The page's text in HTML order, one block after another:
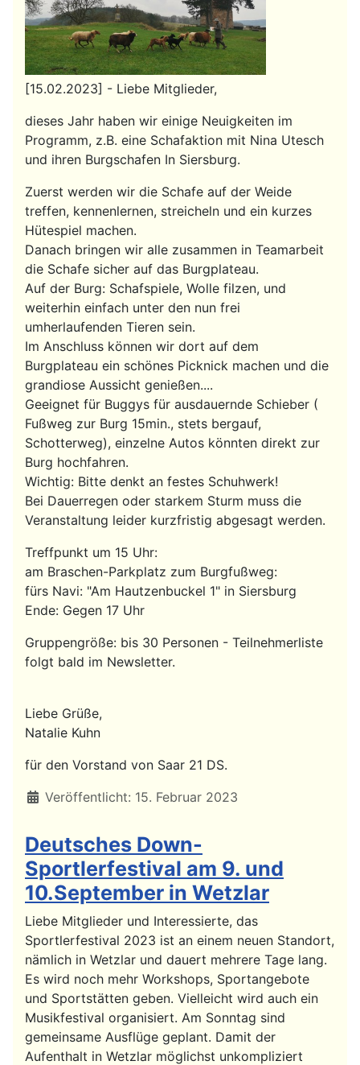
[15.02.2023] - Liebe Mitglieder,
dieses Jahr haben wir einige Neuigkeiten im
Programm, z.B. eine Schafaktion mit Nina Utesch
und ihren Burgschafen In Siersburg.
Zuerst werden wir die Schafe auf der Weide
treffen, kennenlernen, streicheln und ein kurzes
Hütespiel machen.
Danach bringen wir alle zusammen in Teamarbeit
die Schafe sicher auf das Burgplateau.
Auf der Burg: Schafspiele, Wolle filzen, und
weiterhin einfach unter den nun frei
umherlaufenden Tieren sein.
Im Anschluss können wir dort auf dem
Burgplateau ein schönes Picknick machen und die
grandiose Aussicht genießen....
Geeignet für Buggys für ausdauernde Schieber (
Fußweg zur Burg 15min., stets bergauf,
Schotterweg), einzelne Autos könnten direkt zur
Burg hochfahren.
Wichtig: Bitte denkt an festes Schuhwerk!
Bei Dauerregen oder starkem Sturm muss die
Veranstaltung leider kurzfristig abgesagt werden.
Treffpunkt um 15 Uhr:
am Braschen-Parkplatz zum Burgfußweg:
fürs Navi: "Am Hautzenbuckel 1" in Siersburg
Ende: Gegen 17 Uhr
Gruppengröße: bis 30 Personen - Teilnehmerliste
folgt bald im Newsletter.
Liebe Grüße,
Natalie Kuhn
für den Vorstand von Saar 21 DS.
Details
Veröffentlicht: 15. Februar 2023
Deutsches Down-
Sportlerfestival am 9. und
10.September in Wetzlar
Liebe Mitglieder und Interessierte, das
Sportlerfestival 2023 ist an einem neuen Standort,
nämlich in Wetzlar und dauert mehrere Tage lang.
Es wird noch mehr Workshops, Sportangebote
und Sportstätten geben. Vielleicht wird auch ein
Musikfestival organisiert. Am Sonntag sind
gemeinsame Ausflüge geplant. Damit der
Aufenthalt in Wetzlar möglichst unkompliziert